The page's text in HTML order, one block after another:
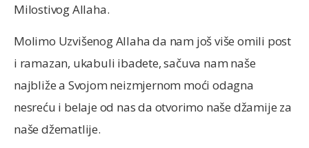
Milostivog Allaha.
Molimo Uzvišenog Allaha da nam još više omili post
i ramazan, ukabuli ibadete, sačuva nam naše
najbliže a Svojom neizmjernom moći odagna
nesreću i belaje od nas da otvorimo naše džamije za
naše džematlije.